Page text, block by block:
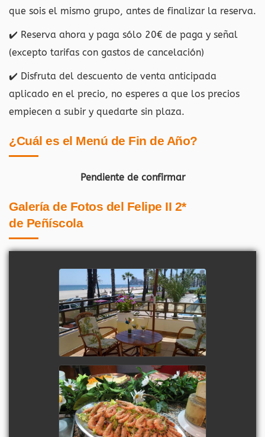
que sois el mismo grupo, antes de finalizar la reserva.
✔️ Reserva ahora y paga sólo 20€ de paga y señal
(excepto tarifas con gastos de cancelación)
✔️ Disfruta del descuento de venta anticipada
aplicado en el precio, no esperes a que los precios
empiecen a subir y quedarte sin plaza.
¿Cuál es el Menú de Fin de Año?
Pendiente de confirmar
Galería de Fotos del Felipe II 2*
de Peñíscola